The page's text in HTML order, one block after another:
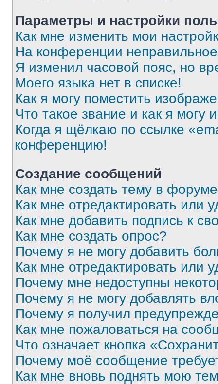
Параметры и настройки
Как мне изменить мои
На конференции
Я изменил часовой пояс, но
Моего языка нет в списке!
Как я могу поместить
Что такое звание и как я могу
Когда я щёлкаю по ссылке
конференцию!
Создание сообщений
Как мне создать тему в
Как мне отредактировать или
Как мне добавить подпись к
Как мне создать опрос?
Почему я не могу добавить
Как мне отредактировать или
Почему мне недоступны
Почему я не могу добавлять
Почему я получил
Как мне пожаловаться на
Что означает кнопка
Почему моё сообщение
Как мне вновь поднять мою